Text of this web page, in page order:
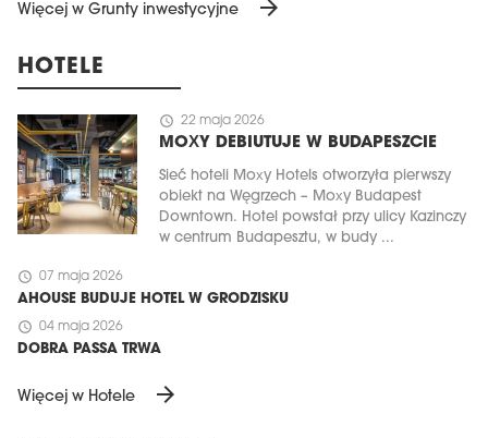
Więcej w Grunty inwestycyjne arrow_forward
HOTELE
schedule 22 maja 2026
MOXY DEBIUTUJE W BUDAPESZCIE
Sieć hoteli Moxy Hotels otworzyła pierwszy
obiekt na Węgrzech – Moxy Budapest
Downtown. Hotel powstał przy ulicy Kazinczy
w centrum Budapesztu, w budy ...
schedule 07 maja 2026
AHOUSE BUDUJE HOTEL W GRODZISKU
schedule 04 maja 2026
DOBRA PASSA TRWA
Więcej w Hotele arrow_forward